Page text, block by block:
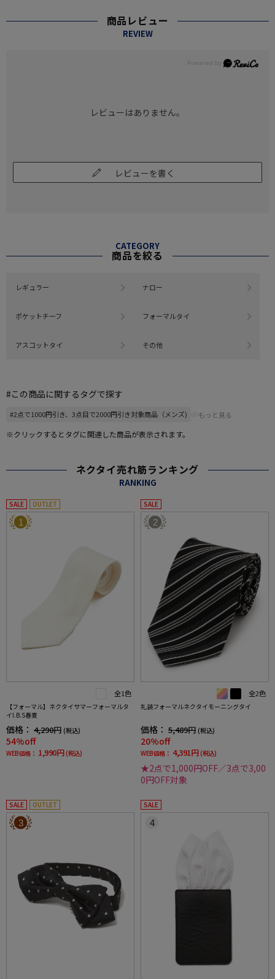
商品レビュー
REVIEW
レビューはありません。
レビューを書く
CATEGORY
商品を絞る
レギュラー ナロー
ポケットチーフ フォーマルタイ
アスコットタイ その他
#この商品に関するタグで探す
#2点で1000円引き、3点目で2000円引き対象商品（メンズ) もっと見る
※クリックするとタグに関連した商品が表示されます。
ネクタイ売れ筋ランキング
RANKING
SALE OUTLET
1
全1色
【フォーマル】ネクタイサマーフォーマルタ
イI.B.S春夏
価格： 4,290円 (税込)
54%off
WEB価格： 1,990円 (税込)
SALE
2
全2色
礼装フォーマルネクタイモーニングタイ
価格： 5,489円 (税込)
20%off
WEB価格： 4,391円 (税込)
★2点で1,000円OFF／3点で3,00
0円OFF対象
SALE OUTLET
3
SALE
4